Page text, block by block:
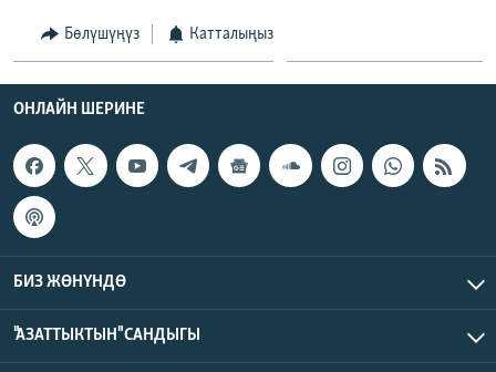
Бөлүшүңүз Катталыңыз
ОНЛАЙН ШЕРИНЕ
БИЗ ЖӨНҮНДӨ
"АЗАТТЫКТЫН" САНДЫГЫ